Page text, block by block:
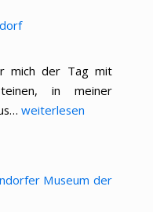
mich der Tag mit
in meiner
9.
Reinickendorf
weiterlesen
Museum der